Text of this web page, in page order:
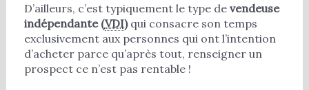
D’ailleurs, c’est typiquement le type de vendeuse
indépendante (VDI) qui consacre son temps
exclusivement aux personnes qui ont l’intention
d’acheter parce qu’après tout, renseigner un
prospect ce n’est pas rentable !